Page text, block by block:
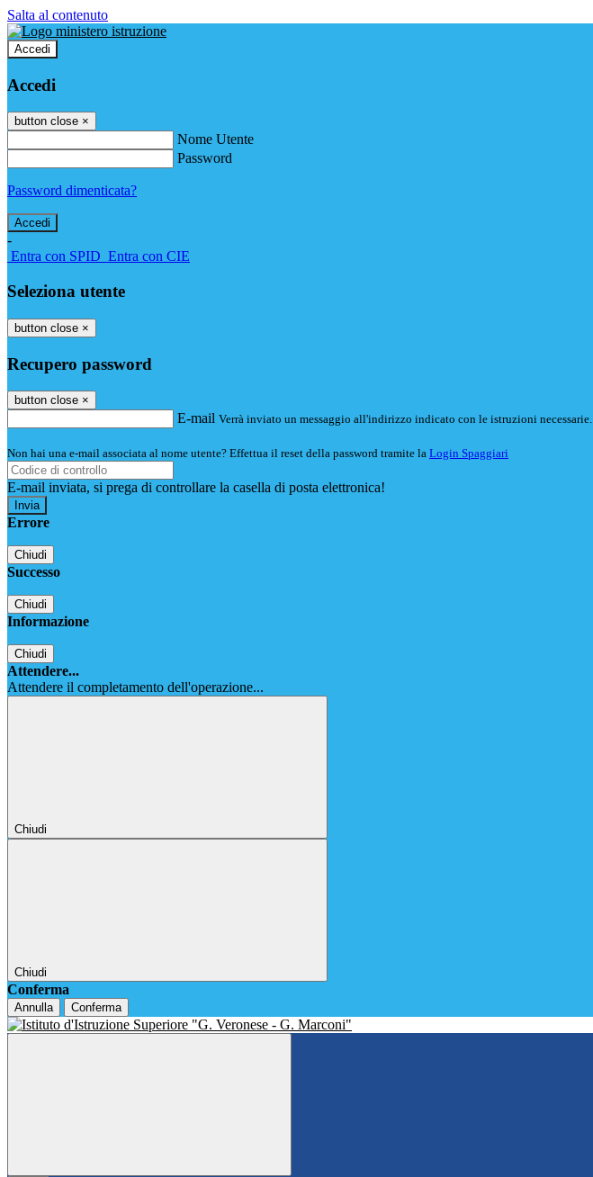
Salta al contenuto
Accedi
Accedi
button close ×
Nome Utente
Password
Password dimenticata?
-
Entra con SPID Entra con CIE
Seleziona utente
button close ×
Recupero password
button close ×
E-mail Verrà inviato un messaggio all'indirizzo indicato con le istruzioni necessarie.
Non hai una e-mail associata al nome utente? Effettua il reset della password tramite la Login Spaggiari
E-mail inviata, si prega di controllare la casella di posta elettronica!
Errore
Chiudi
Successo
Chiudi
Informazione
Chiudi
Attendere...
Attendere il completamento dell'operazione...
Chiudi
Chiudi
Conferma
Annulla Conferma